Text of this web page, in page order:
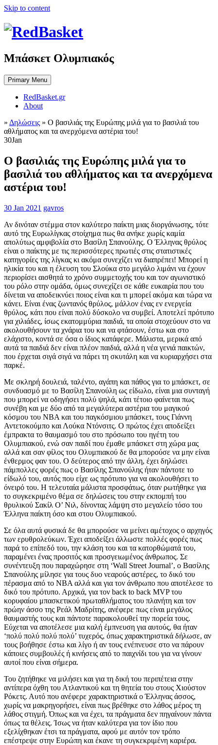
Skip to content
Μπάσκετ Ολυμπιακός
Primary Menu
RedBasket.gr
About
» Δηλώσεις » Ο βασιλιάς της Ευρώπης μιλά για το βασιλιά του
αθλήματος και τα ανερχόμενα αστέρια του!
30Jan
Ο βασιλιάς της Ευρώπης μιλά για το
βασιλιά του αθλήματος και τα ανερχόμενα
αστέρια του!
30 Jan 2021 gavros
Αν δινόταν στέμμα στον καλύτερο παίκτη μιας διοργάνωσης, τότε
αυτό της Ευρωλίγκας στοίχημα πως θα ανήκε χωρίς καμία
απολύτως αμφιβολία στο Βασίλη Σπανούλης. Ο Έλληνας θρύλος
είναι ο παίκτης με τις περισσότερες πρωτιές στις στατιστικές
κατηγορίες της λίγκας κι ακόμα συνεχίζει να διαπρέπει! Μπορεί η
ηλικία του και η έλευση του Σλούκα στο μεγάλο λιμάνι να έχουν
περιορίσει αισθητά το χρόνο συμμετοχής του και τον αγωνιστικό
του ρόλο στην ομάδα, όμως συνεχίζει σε κάθε ευκαιρία που του
δίνεται να αποδεικνύει ποιος είναι και τι μπορεί ακόμα και τώρα να
κάνει. Είναι ένας ζωντανός θρύλος, μάλλον ένας εν ενεργεία
θρύλος, κάτι που είναι πολύ δύσκολο να συμβεί. Αποτελεί πρότυπο
για χιλιάδες, ίσως εκατομμύρια παιδιά, τα οποία στοχεύουν στο να
ακολουθήσουν τα χνάρια του και να φτάσουν, έστω και στο
ελάχιστο, κοντά σε όσα ο ίδιος κατάφερε. Μάλιστα, μερικά από
αυτά τα παιδιά δεν είναι πλέον παιδιά, αλλά η νέα γενιά παικτών,
που έρχεται σιγά σιγά να πάρει τη σκυτάλη και να κυριαρχήσει στα
παρκέ.
Με σκληρή δουλειά, ταλέντο, αγάπη και πάθος για το μπάσκετ, σε
συνδυασμό με το Βασίλη Σπανούλη ως είδωλο, είναι μια συνταγή
που μπορεί να οδηγήσει πολύ ψηλά, κάτι τέτοιο φαίνεται πως
συνέβη και με δύο από τα μεγαλύτερα αστέρια του μαγικού
κόσμου του ΝΒΑ και του παγκόσμιου μπάσκετ, τους Γιάννη
Αντετοκούμπο και Λούκα Ντόνσιτς. Ο πρώτος έχει αποδείξει
έμπρακτα το θαυμασμό του στο πρόσωπο του ηγέτη του
Ολυμπιακού, ενώ σαν παιδί που έμαθε μπάσκετ στη χώρα μας
αλλά και σαν φίλος του Ολυμπιακού δε θα μπορούσε να μην είναι
ένθερμος φαν του. Ο δεύτερος από την άλλη, έχει δηλώσει
πάμπολλες φορές πως ο Βασίλης Σπανούλης ήταν πάντοτε το
είδωλό του, αυτός που είχε ως πρότυπο για να ακολουθήσει το
όνειρό του. Η τελευταία μάλιστα προσφάτως, όταν ρωτήθηκε για
το συγκεκριμένο θέμα σε δηλώσεις του στην εκπομπή του
θρυλικού Σακίλ Ο’ Νιλ, δίνοντας λάμψη στο μεγαλείο τόσο του
Έλληνα παίκτη όσο και στου Ολυμπιακού.
Σε όλα αυτά φυσικά δε θα μπορούσε να μείνει αμέτοχος ο αρχηγός
των ερυθρολεύκων. Έχει αποδείξει άλλωστε πολλές φορές πως
παρά το επίπεδό του, την κλάση του και τα κατορθώματά του,
παραμένει ένας προσιτός και προσγειωμένος άνθρωπος. Σε
συνέντευξη που παραχώρησε στη ‘Wall Street Journal’, ο Βασίλης
Σπανούλης μίλησε για τους δυο νεαρούς αστέρες, το δικό του
πέρασμα από το ΝΒΑ αλλά και για τον άνθρωπο που αποτέλεσε το
δικό του πρότυπο. Αρχικά, για τον back to back MVP του
κορυφαίου μπασκετικού πρωταθλήματος του πλανήτη και τον
πρώην άσσο της Ρεάλ Μαδρίτης, ανέφερε πως είναι μεγάλος
θαυμαστής τους και πάντοτε παρακολουθεί την πορεία τους.
Εύχεται να αποτέλεσε μια καλή έμπνευση για αυτούς, θα ήταν
‘πολύ πολύ πολύ πολύ’ τυχερός, όπως χαρακτηριστικά δήλωσε, αν
τους βοήθησε έστω και λίγο ή αν τους ενέπνευσε στο να πάρουν
κάποιες συμβουλές ή κινήσεις από το παιχνίδι του για να γίνουν
αυτοί που είναι σήμερα.
Του ζητήθηκε να μιλήσει και για τη δική του περιπέτεια στην
αντίπερα όχθη του Ατλαντικού και τη θητεία του στους Χιούστον
Ρόκετς. Αυτό που ανέφερε χαρακτηριστικά ο Έλληνας άσσος,
χωρίς να μακρηγορήσει, είναι πως βρέθηκε στο λάθος μέρος τη
λάθος στιγμή. Όπως και να έχει, τα πράγματα δεν πηγαίνουν πάντα
όπως τα θέλεις. Ίσως να ήταν καλύτερα για τον ίδιο που
εξελίχθηκαν έτσι τα πράγματα, αφού με αυτόν τον τρόπο
επέστρεψε στην Ευρώπη και έκανε τη συγκεκριμένη καριέρα.